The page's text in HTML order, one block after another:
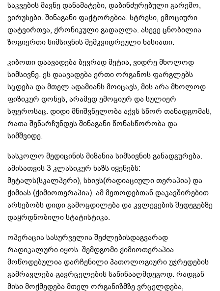
საკვების მავნე დანამატები, დაბინძურებული გარემო,
ვირუსები. შინაგანი ფაქტორებია: სტრესი, ემოციური
დატვირთვა, ქრონიკული გადაღლა. ასევე ცნობილია
ზოგიერთი სიმსივნის მემკვიდრეული ხასიათი.
კიბოთი დაავადება ბევრად მეტია, ვიდრე მხოლოდ
სიმსივნე. ეს დაავადება ერთი ორგანოს ფარგლებს
სცდება და მთელ ადამიანს მოიცავს, მის არა მხოლოდ
ფიზიკურ დონეს, არამედ ემოციურ და სულიერ
სფეროსაც. დიდი მნიშვნელობა აქვს სწორ თანადგომას,
რათა შენარჩუნდეს შინაგანი წონასწორობა და
სიმშვიდე.
სასკოლო მედიცინის მიზანია სიმსივნის განადგურება.
ამისათვის 3 კლასიკურ ხაზს იყენებს:
მეტალს(სკალპერი), სხივს(რადიაციული თერაპია) და
ქიმიას (ქიმიოთერაპია). ამ მეთოდებთან დაკავშირებით
არსებობს დიდი გამოცდილება და კვლევების შედეგებზე
დაყრდნობილი სტატისტიკა.
ოპერაცია სასურველია შეძლებისდაგვარად
რადიკალური იყოს. შემდგომი ქიმიოთერაპია
მოწოდებულია დარჩენილი პათოლოგიური უჯრედების
გამრავლება-გავრცელების საწინააღმდეგოდ. რადგან
მისი მოქმედება მთელ ორგანიზმზე ვრცელდება,